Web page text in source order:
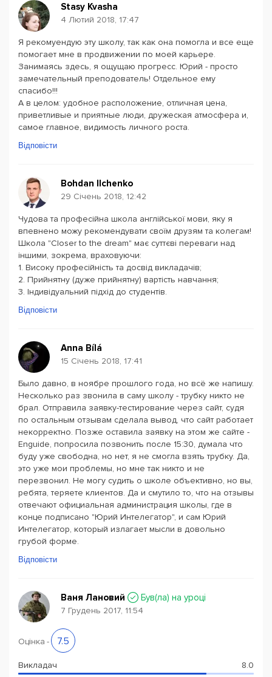
Stasy Kvasha
4 Лютий 2018, 17:47
Я рекомуендую эту школу, так как она помогла и все еще
помогает мне в продвижении по моей карьере.
Занимаясь здесь, я ощущаю прогресс. Юрий - просто
замечательный преподователь! Отдельное ему
спасибо!!!
А в целом: удобное расположение, отличная цена,
приветливые и приятные люди, дружеская атмосфера и,
самое главное, видимость личного роста.
Відповісти
Bohdan Ilchenko
29 Січень 2018, 12:42
Чудова та професійна школа англійської мови, яку я
впевнено можу рекомендувати своїм друзям та колегам!
Школа "Closer to the dream" має суттєві переваги над
іншими, зокрема, враховуючи:
1. Високу професійність та досвід викладачів;
2. Прийнятну (дуже прийнятну) вартість навчання;
3. Індивідуальний підхід до студентів.
Відповісти
Anna Bílá
15 Січень 2018, 17:41
Было давно, в ноябре прошлого года, но всё же напишу.
Несколько раз звонила в саму школу - трубку никто не
брал. Отправила заявку-тестирование через сайт, судя
по остальным отзывам сделала вывод, что сайт работает
некорректно. Позже оставила заявку на этом же сайте -
Enguide, попросила позвонить после 15:30, думала что
буду уже свободна, но нет, я не смогла взять трубку. Да,
это уже мои проблемы, но мне так никто и не
перезвонил. Не могу судить о школе объективно, но вы,
ребята, теряете клиентов. Да и смутило то, что на отзывы
отвечают официальная администрация школы, где в
конце подписано "Юрий Интелегатор", и сам Юрий
Интелегатор, который излагает мысли в довольно
грубой форме.
Відповісти
Ваня Лановий Був(ла) на уроці
7 Грудень 2017, 11:54
Оцінка - 7.5
Викладач 8.0